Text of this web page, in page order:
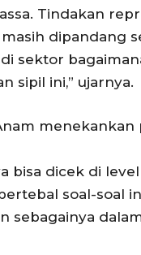
Tindakan
dipandang
sektor
sipil ini,” ujarnya.
bisa dicek di
soal-soal
sebagainya